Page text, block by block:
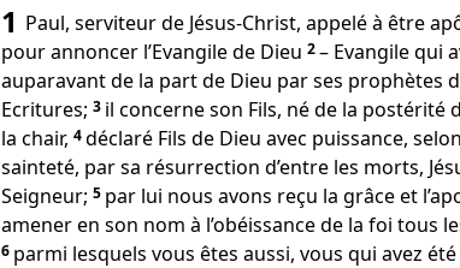
1 Paul, serviteur de Jésus-Christ, appelé à être
pour annoncer l’Evangile de Dieu 2– Evangile qui
auparavant de la part de Dieu par ses prophètes
Ecritures; 3 il concerne son Fils, né de la postérité
la chair, 4déclaré Fils de Dieu avec puissance,
sainteté, par sa résurrection d’entre les morts,
Seigneur; 5 par lui nous avons reçu la grâce et
amener en son nom à l’obéissance de la foi tous
6 parmi lesquels vous êtes aussi, vous qui avez